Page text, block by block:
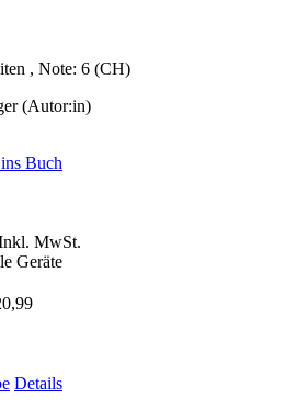
, Note: 6 (CH)
(Autor:in)
Buch
MwSt.
Geräte
Details